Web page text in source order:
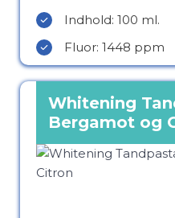
Indhold: 100 ml.
Fluor: 1448 ppm
Whitening
Bergamot og